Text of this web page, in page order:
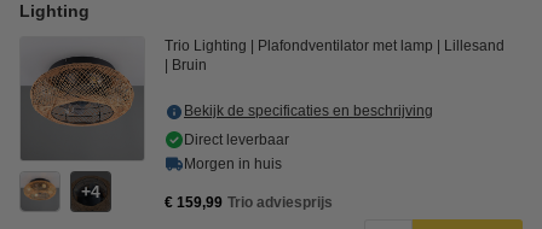
Lighting
4
Trio Lighting Plafondventilator met lamp
Lillesand
Bruin
Bekijk de specificaties en beschrijving
Direct leverbaar
Morgen in huis
€ 159,99 Trio adviesprijs